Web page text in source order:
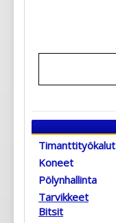
Timanttityökalut
Koneet
Pölynhallinta
Tarvikkeet
Bitsit